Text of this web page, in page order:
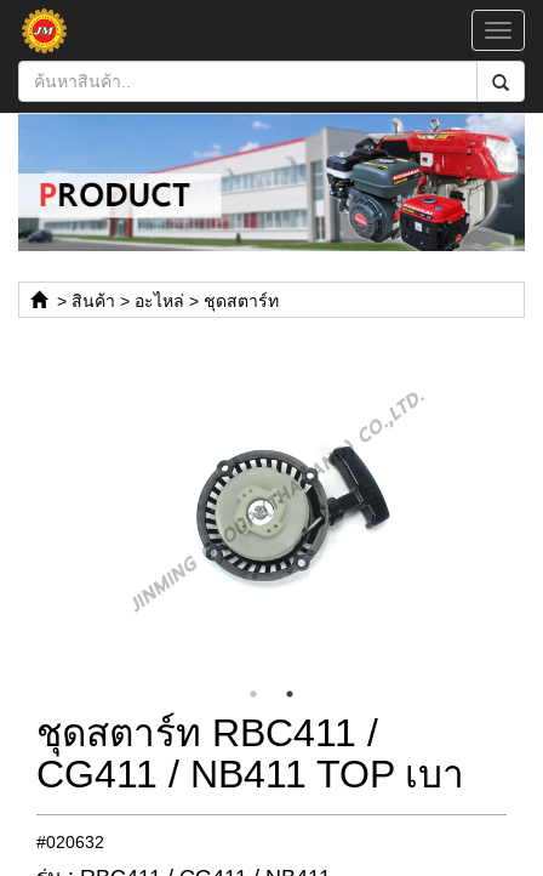
> สินค้า > อะไหล่ > ชุดสตาร์ท
ชุดสตาร์ท RBC411 /
CG411 / NB411 TOP เบา
#020632